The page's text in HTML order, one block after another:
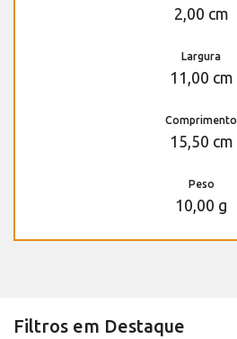
2,00 cm
Largura
11,00 cm
Comprimento
15,50 cm
Peso
10,00 g
Filtros em Destaque